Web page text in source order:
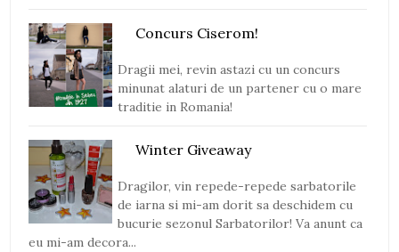
Concurs Ciserom!
Dragii mei, revin astazi cu un concurs
minunat alaturi de un partener cu o mare
traditie in Romania!
Winter Giveaway
Dragilor, vin repede-repede sarbatorile
de iarna si mi-am dorit sa deschidem cu
bucurie sezonul Sarbatorilor! Va anunt ca
eu mi-am decora...